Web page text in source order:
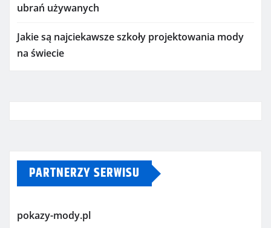
ubrań używanych
Jakie są najciekawsze szkoły projektowania mody
na świecie
PARTNERZY SERWISU
pokazy-mody.pl